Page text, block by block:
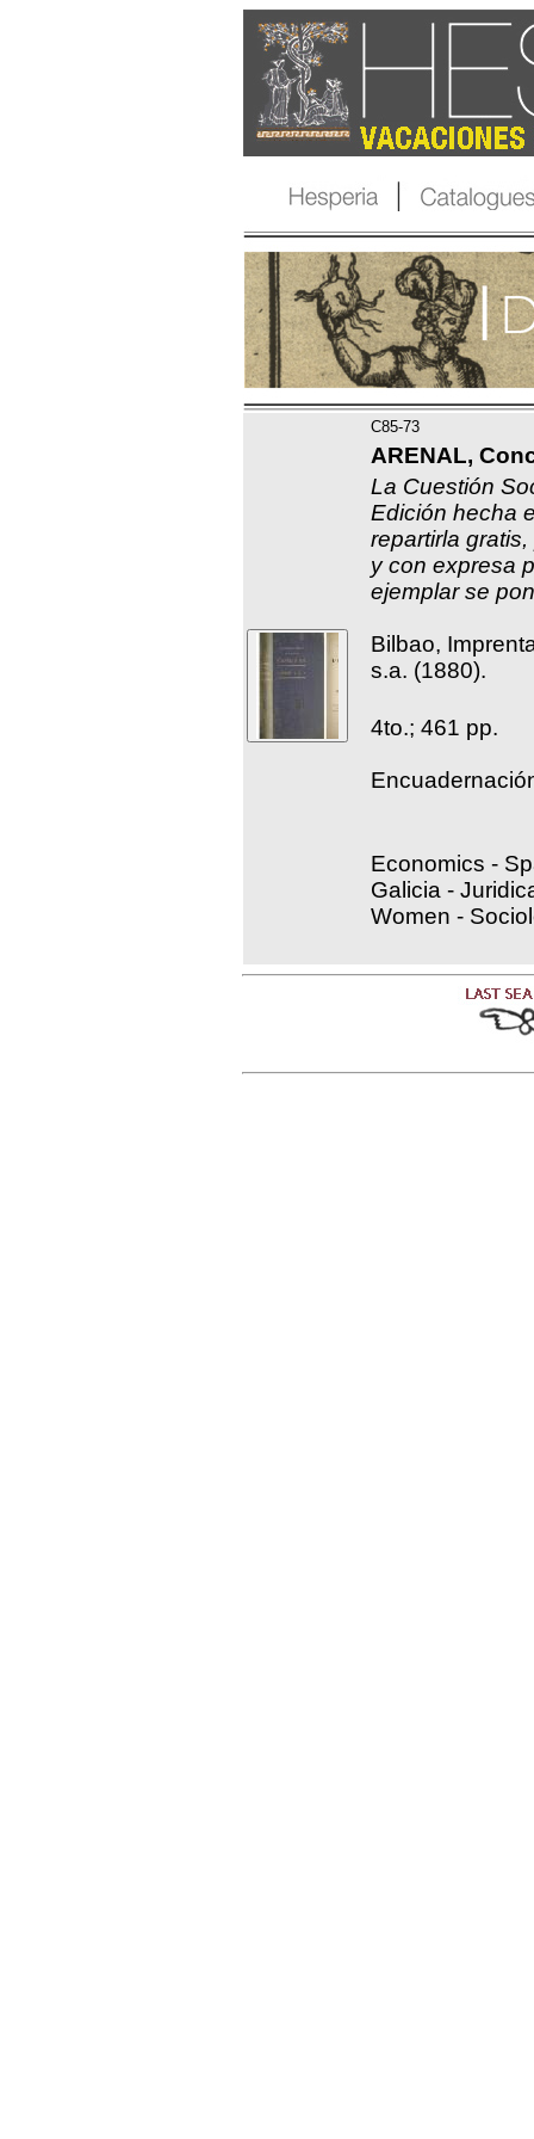
C85-73
ARENAL,
La Cuestión
Edición hecha
repartirla
y con expresa
ejemplar se
Bilbao,
s.a. (1880).
4to.; 461 pp.
Economics -
Galicia -
Women -